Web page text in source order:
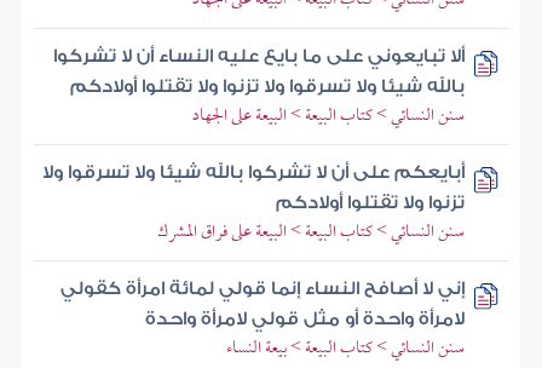
ألا تبايعوني على ما بايع عليه النساء أن لا تشركوا
بالله شيئا ولا تسرقوا ولا تزنوا ولا تقتلوا أولادكم
سنن النسائي > كتاب البيعة > البيعة على الجهاد
أبايعكم على أن لا تشركوا بالله شيئا ولا تسرقوا ولا
تزنوا ولا تقتلوا أولادكم
سنن النسائي > كتاب البيعة > البيعة على فراق المشرك
إني لا أصافح النساء إنما قولي لمائة امرأة كقولي
لامرأة واحدة أو مثل قولي لامرأة واحدة
سنن النسائي > كتاب البيعة > بيعة النساء